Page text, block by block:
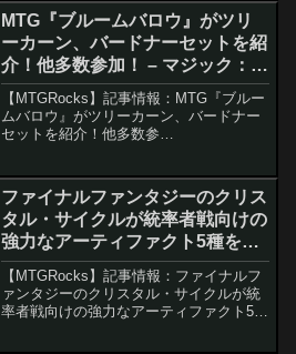
MTG（マジック：ザ・ギャザリング）の
統率者戦...
MTG『ブルームバロウ』がツリ
ーカーン、バードナーセットを紹
介！他多数参加！ – マジック：
ザ・ギャザリング
【MTGRocks】記事情報：MTG『ブルー
ムバロウ』がツリーカーン、バードナー
セットを紹介！他多数参
たちを興奮させるカードが多数登場して
いま...
ファイナルファンタジーのクリス
タル・サイクルが統率者戦向けの
強力なアーティファクト5種をも
たらす。 – マジック：ザ・ギャザ
リング
【MTGRocks】記事情報：ファイナルフ
ァンタジーのクリスタル・サイクルが統
率者戦向けの強力なアーティファクト5種